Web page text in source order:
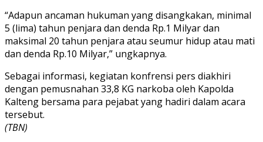
“Adapun ancaman hukuman yang disangkakan, minimal
5 (lima) tahun penjara dan denda Rp.1 Milyar dan
maksimal 20 tahun penjara atau seumur hidup atau mati
dan denda Rp.10 Milyar,” ungkapnya.
Sebagai informasi, kegiatan konfrensi pers diakhiri
dengan pemusnahan 33,8 KG narkoba oleh Kapolda
Kalteng bersama para pejabat yang hadiri dalam acara
tersebut.
(TBN)